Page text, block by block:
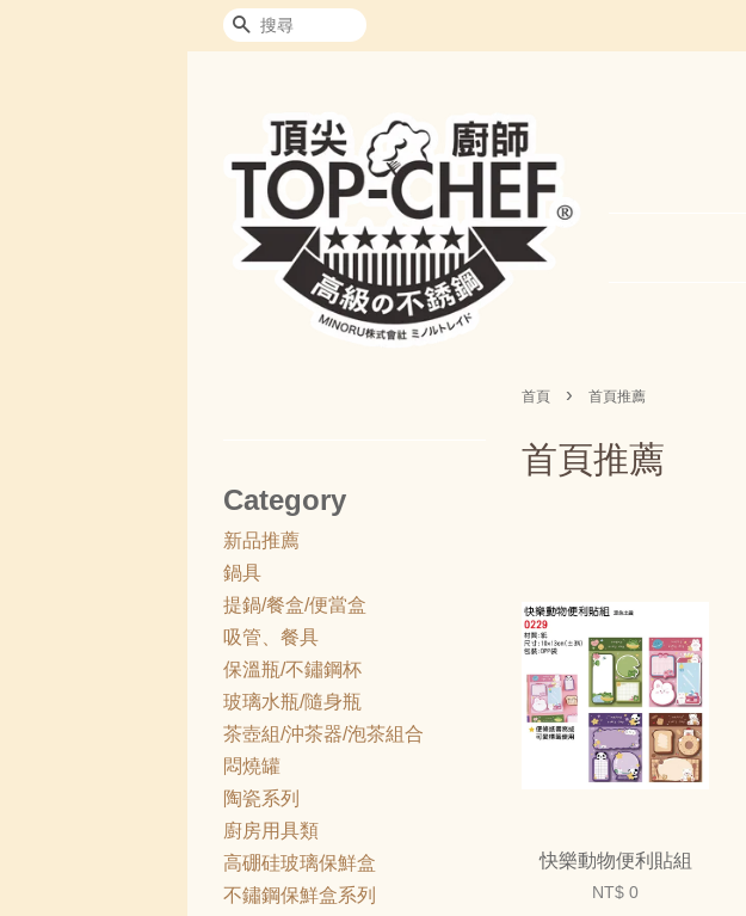
搜尋
Category
新品推薦
鍋具
提鍋/餐盒/便當盒
吸管、餐具
保溫瓶/不鏽鋼杯
玻璃水瓶/隨身瓶
茶壺組/沖茶器/泡茶組合
悶燒罐
陶瓷系列
廚房用具類
高硼硅玻璃保鮮盒
不鏽鋼保鮮盒系列
首頁 › 首頁推薦
首頁推薦
快樂動物便利貼組
NT$ 0